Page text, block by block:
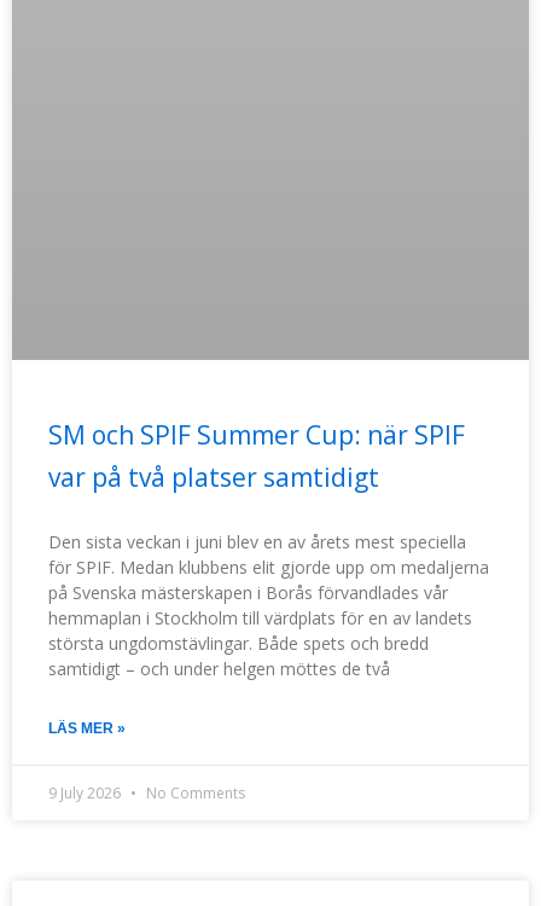
SM och SPIF Summer Cup: när SPIF
var på två platser samtidigt
Den sista veckan i juni blev en av årets mest speciella
för SPIF. Medan klubbens elit gjorde upp om medaljerna
på Svenska mästerskapen i Borås förvandlades vår
hemmaplan i Stockholm till värdplats för en av landets
största ungdomstävlingar. Både spets och bredd
samtidigt – och under helgen möttes de två
LÄS MER »
9 July 2026 No Comments